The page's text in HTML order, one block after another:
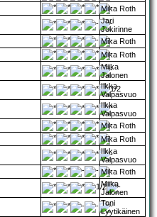
Mika Roth
Jari
Jokirinne
Mika Roth
Mika Roth
Miika
Jalonen
Ilkka
Valpasvuo
Ilkka
Valpasvuo
Mika Roth
Mika Roth
Ilkka
Valpasvuo
Mika Roth
Miika
Jalonen
Toni
Lyytikäinen